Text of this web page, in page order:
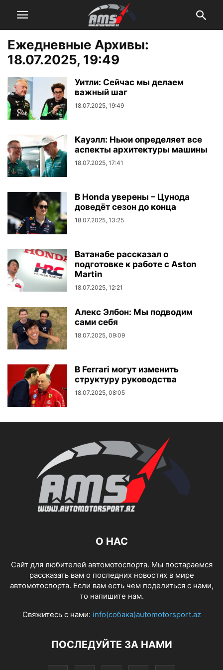
Ежедневные Архивы:
18.07.2025, 19:49
Уитли: Сейчас мы делаем
важный шаг
18.07.2025, 19:49
Кауэлл: Ньюи определяет все
аспекты архитектуры машины
18.07.2025, 17:41
В Honda уверены – Цунода
доведёт сезон до конца
18.07.2025, 13:25
Ватанабе рассказал о
подготовке к работе с Aston
Martin
18.07.2025, 12:21
Алекс Элбон: Мы подводим
сами себя
18.07.2025, 09:09
В Ferrari могут изменить
структуру руководства
18.07.2025, 08:05
О НАС
Сайт для любителей автомотоспорта. Мы постараемся
рассказать вам о последних новостях в мире
автомотоспорта. Если вам есть чем поделиться с нами,
то напишите нам.
Свяжитесь с нами: info(собака)automotorsport.az
ПОСЛЕДУЙТЕ ЗА НАМИ